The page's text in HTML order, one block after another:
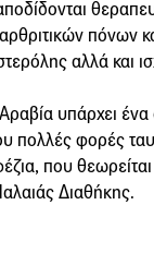
πόνων
αλλά και
υπάρχει
πολλές φορές
που
Διαθήκης.